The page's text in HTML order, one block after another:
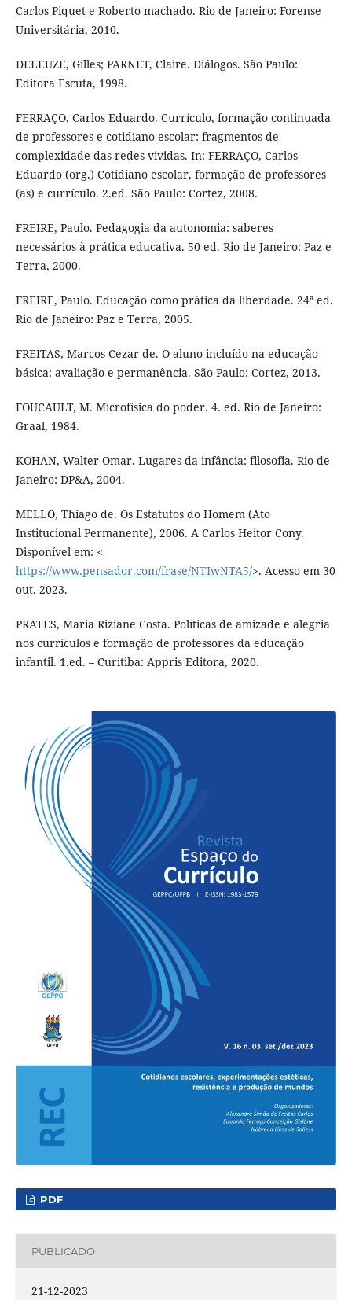
Carlos Piquet e Roberto machado. Rio de Janeiro: Forense
Universitária, 2010.
DELEUZE, Gilles; PARNET, Claire. Diálogos. São Paulo:
Editora Escuta, 1998.
FERRAÇO, Carlos Eduardo. Currículo, formação continuada
de professores e cotidiano escolar: fragmentos de
complexidade das redes vividas. In: FERRAÇO, Carlos
Eduardo (org.) Cotidiano escolar, formação de professores
(as) e currículo. 2.ed. São Paulo: Cortez, 2008.
FREIRE, Paulo. Pedagogia da autonomia: saberes
necessários à prática educativa. 50 ed. Rio de Janeiro: Paz e
Terra, 2000.
FREIRE, Paulo. Educação como prática da liberdade. 24ª ed.
Rio de Janeiro: Paz e Terra, 2005.
FREITAS, Marcos Cezar de. O aluno incluído na educação
básica: avaliação e permanência. São Paulo: Cortez, 2013.
FOUCAULT, M. Microfísica do poder. 4. ed. Rio de Janeiro:
Graal, 1984.
KOHAN, Walter Omar. Lugares da infância: filosofia. Rio de
Janeiro: DP&A, 2004.
MELLO, Thiago de. Os Estatutos do Homem (Ato
Institucional Permanente), 2006. A Carlos Heitor Cony.
Disponível em: <
https://www.pensador.com/frase/NTIwNTA5/>. Acesso em 30
out. 2023.
PRATES, Maria Riziane Costa. Políticas de amizade e alegria
nos currículos e formação de professores da educação
infantil. 1.ed. – Curitiba: Appris Editora, 2020.
PDF
PUBLICADO
21-12-2023